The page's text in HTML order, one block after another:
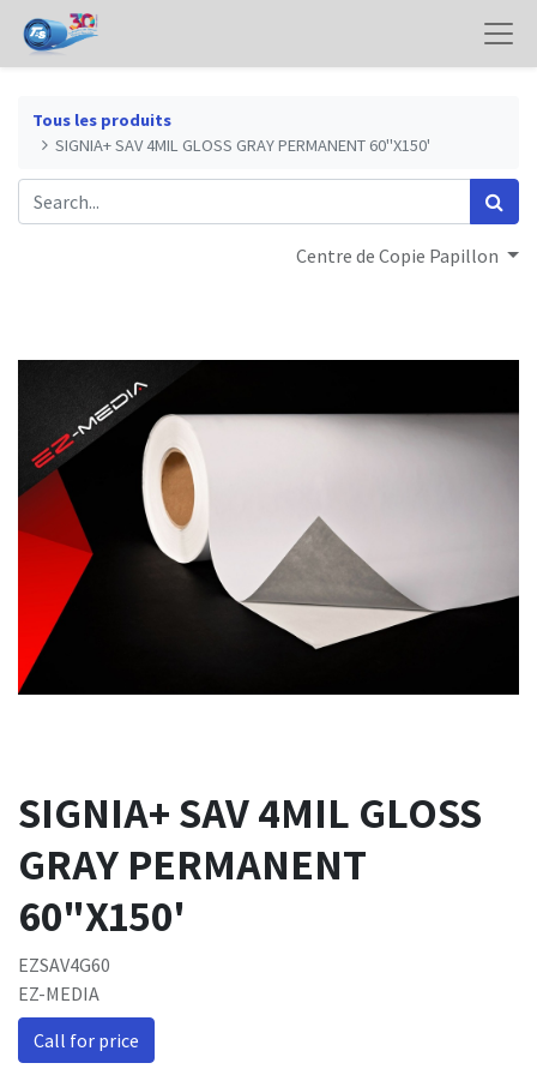
Tous les produits
SIGNIA+ SAV 4MIL GLOSS GRAY PERMANENT 60"X150'
Centre de Copie Papillon
SIGNIA+ SAV 4MIL GLOSS
GRAY PERMANENT
60"X150'
EZSAV4G60
EZ-MEDIA
Call for price